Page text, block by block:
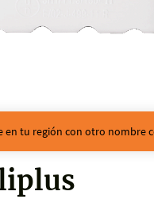
en tu región con otro nombre